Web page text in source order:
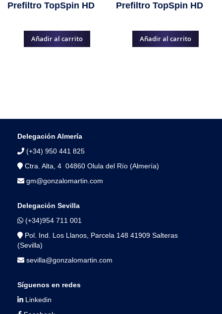
Prefiltro TopSpin HD
Añadir al carrito
Prefiltro TopSpin HD
Añadir al carrito
Delegación Almería
(+34) 950 441 825
Ctra. Alta, 4 04860 Olula del Río (Almería)
gm@gonzalomartin.com
Delegación Sevilla
(+34)954 711 001
Pol. Ind. Los Llanos, Parcela 148 41909 Salteras
(Sevilla)
sevilla@gonzalomartin.com
Síguenos en redes
Linkedin